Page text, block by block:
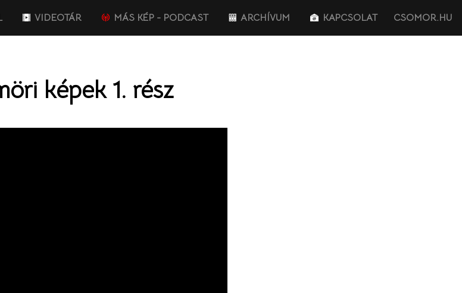
VIDEOTÁR MÁS KÉP - PODCAST ARCHÍVUM KAPCSOLAT CSOMOR.HU
képek 1. rész